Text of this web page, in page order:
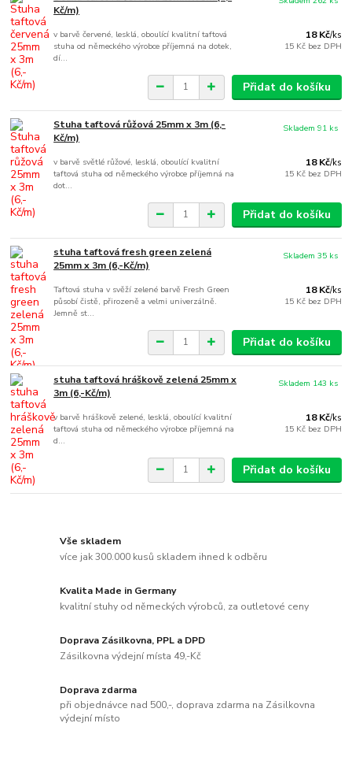
Kč/m)
v barvě červené, lesklá, oboulící kvalitní taftová
stuha od německého výrobce příjemná na dotek,
dí...
18 Kč/ks
15 Kč bez DPH
Přidat do košíku
Stuha taftová růžová 25mm x 3m (6,-
Kč/m)
v barvě světlé růžové, lesklá, oboulící kvalitní
taftová stuha od německého výrobce příjemná na
dot...
18 Kč/ks
15 Kč bez DPH
Skladem 91 ks
Přidat do košíku
stuha taftová fresh green zelená
25mm x 3m (6,-Kč/m)
Taftová stuha v svěží zelené barvě Fresh Green
působí čistě, přirozeně a velmi univerzálně.
Jemně st...
18 Kč/ks
15 Kč bez DPH
Skladem 35 ks
Přidat do košíku
stuha taftová hráškově zelená 25mm x
3m (6,-Kč/m)
v barvě hráškově zelené, lesklá, oboulící kvalitní
taftová stuha od německého výrobce příjemná na
d...
18 Kč/ks
15 Kč bez DPH
Skladem 143 ks
Přidat do košíku
Vše skladem
více jak 300.000 kusů skladem ihned k odběru
Kvalita Made in Germany
kvalitní stuhy od německých výrobců, za outletové ceny
Doprava Zásilkovna, PPL a DPD
Zásilkovna výdejní místa 49,-Kč
Doprava zdarma
při objednávce nad 500,-, doprava zdarma na Zásilkovna
výdejní místo